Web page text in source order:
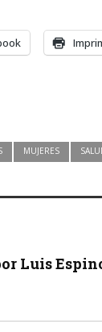
MUJERES
Luis